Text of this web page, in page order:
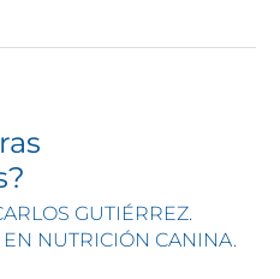
GUTIÉRREZ.
NUTRICIÓN CANINA.